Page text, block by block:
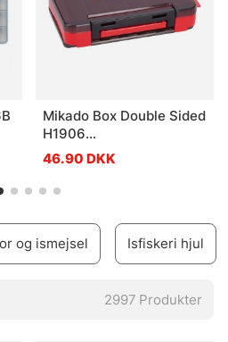
Mikado Box Double Sided
H1906
(17,5x10,5x3,8cm)
46.90 DKK
og ismejsel Isfiskeri hjul
2997 Produkter